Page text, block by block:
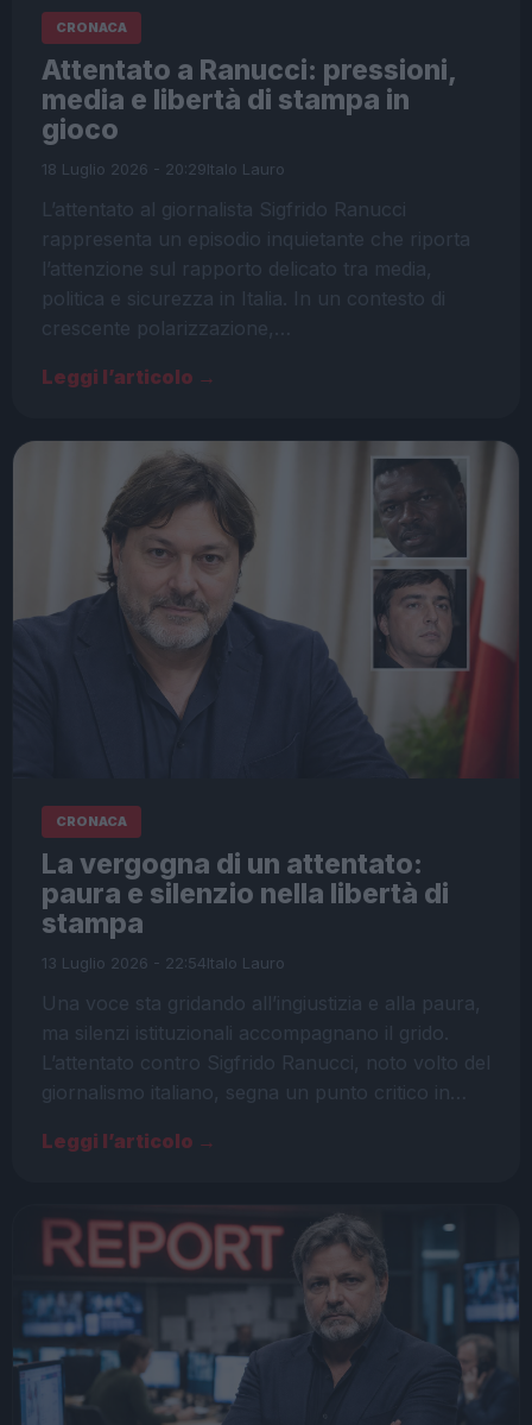
CRONACA
Attentato a Ranucci: pressioni,
media e libertà di stampa in
gioco
18 Luglio 2026 - 20:29Italo Lauro
L’attentato al giornalista Sigfrido Ranucci
rappresenta un episodio inquietante che riporta
l’attenzione sul rapporto delicato tra media,
politica e sicurezza in Italia. In un contesto di
crescente polarizzazione,…
Leggi l’articolo →
CRONACA
La vergogna di un attentato:
paura e silenzio nella libertà di
stampa
13 Luglio 2026 - 22:54Italo Lauro
Una voce sta gridando all’ingiustizia e alla paura,
ma silenzi istituzionali accompagnano il grido.
L’attentato contro Sigfrido Ranucci, noto volto del
giornalismo italiano, segna un punto critico in…
Leggi l’articolo →